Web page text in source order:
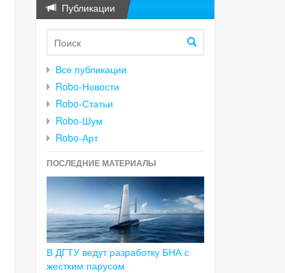
Публикации
Все публикации
Robo-Новости
Robo-Статьи
Robo-Шум
Robo-Арт
ПОСЛЕДНИЕ МАТЕРИАЛЫ
В ДГТУ ведут разработку БНА с
жестким парусом